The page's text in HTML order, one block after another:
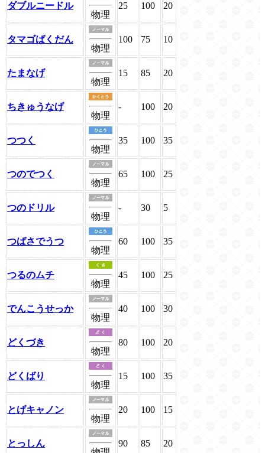
ダブルニードル
物理
25 100 20
タマゴばくだん
物理
100 75 10
たまなげ
物理
15 85 20
ちきゅうなげ
物理
- 100 20
つつく
物理
35 100 35
つのでつく
物理
65 100 25
つのドリル
物理
- 30 5
つばさでうつ
物理
60 100 35
つるのムチ
物理
45 100 25
でんこうせっか
物理
40 100 30
どくづき
物理
80 100 20
どくばり
物理
15 100 35
とげキャノン
物理
20 100 15
とっしん
90 85 20